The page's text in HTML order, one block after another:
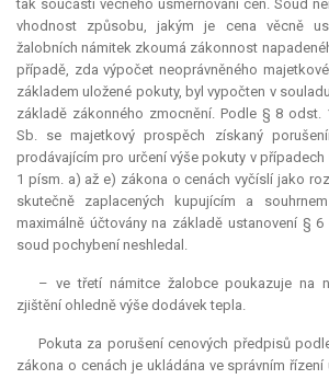
tak součástí věcného usměrňování cen. Soud
vhodnost způsobu, jakým je cena věcně
žalobních námitek zkoumá zákonnost
případě, zda výpočet neoprávněného
základem uložené pokuty, byl vypočten v
základě zákonného zmocnění. Podle § 8 odst.
Sb. se majetkový prospěch získaný
prodávajícím pro určení výše pokuty v
1 písm. a) až e) zákona o cenách vyčíslí jako
skutečně zaplacených kupujícím a
maximálně účtovány na základě ustanovení §
soud pochybení neshledal.
– ve třetí námitce žalobce poukazuje na
zjištění ohledně výše dodávek tepla.
Pokuta za porušení cenových předpisů
zákona o cenách je ukládána ve správním